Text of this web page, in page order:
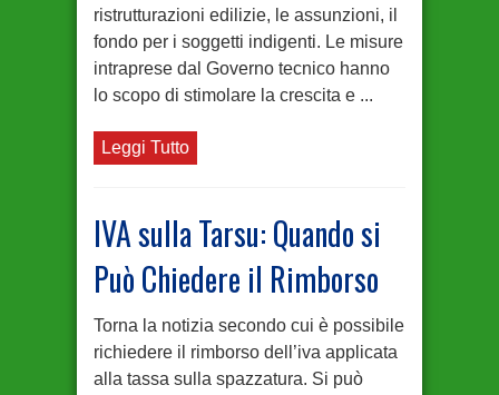
ristrutturazioni edilizie, le assunzioni, il
fondo per i soggetti indigenti. Le misure
intraprese dal Governo tecnico hanno
lo scopo di stimolare la crescita e ...
Leggi Tutto
IVA sulla Tarsu: Quando si
Può Chiedere il Rimborso
Torna la notizia secondo cui è possibile
richiedere il rimborso dell’iva applicata
alla tassa sulla spazzatura. Si può